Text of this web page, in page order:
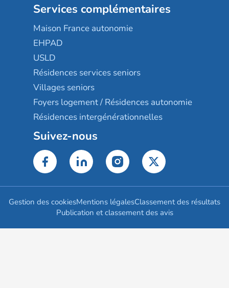
Services complémentaires
Maison France autonomie
EHPAD
USLD
Résidences services seniors
Villages seniors
Foyers logement / Résidences autonomie
Résidences intergénérationnelles
Suivez-nous
Gestion des cookiesMentions légalesClassement des résultats
Publication et classement des avis